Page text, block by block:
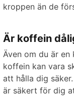
kroppen än de
Är koffein
Även om du är
koffein kan vara
att hålla dig
är säkert för dig